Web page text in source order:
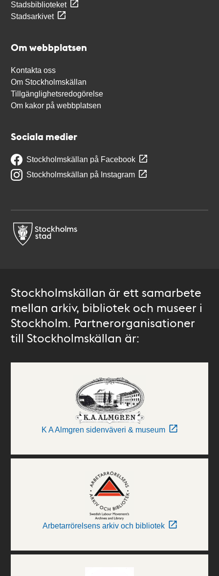
Stadsbiblioteket
Stadsarkivet
Om webbplatsen
Kontakta oss
Om Stockholmskällan
Tillgänglighetsredogörelse
Om kakor på webbplatsen
Sociala medier
Stockholmskällan på Facebook
Stockholmskällan på Instagram
Stockholmskällan är ett samarbete
mellan arkiv, bibliotek och museer i
Stockholm. Partnerorganisationer
till Stockholmskällan är:
K A Almgren sidenväveri & museum
Arbetarrörelsens arkiv och bibliotek